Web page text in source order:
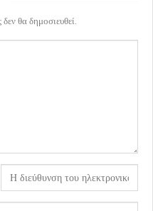
θα δημοσιευθεί.